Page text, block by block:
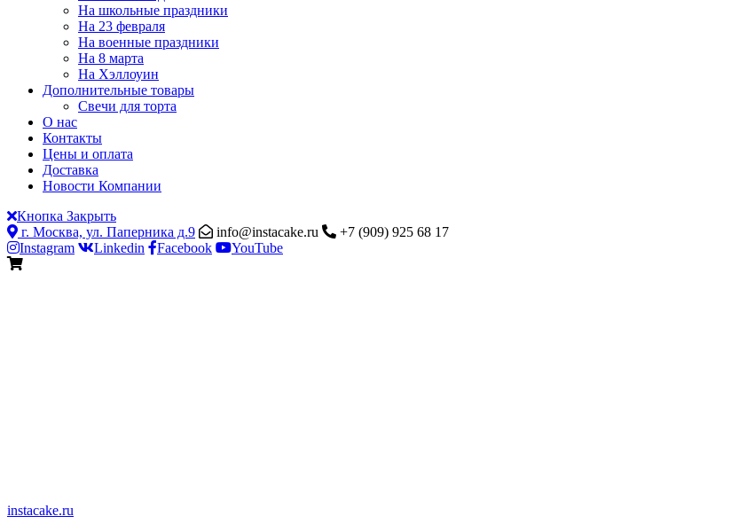
На школьные праздники
На 23 февраля
На военные праздники
На 8 марта
На Хэллоуин
Дополнительные товары
Свечи для торта
О нас
Контакты
Цены и оплата
Доставка
Новости Компании
Кнопка Закрыть
г. Москва, ул. Паперника д.9
info@instacake.ru
+7 (909) 925 68 17
Instagram
Linkedin Facebook YouTube
instacake.ru